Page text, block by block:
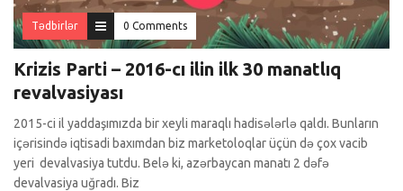
Tədbirlər 0 Comments
Krizis Parti – 2016-cı ilin ilk 30 manatlıq
revalvasiyası
2015-ci il yaddaşımızda bir xeyli maraqlı hadisələrlə qaldı. Bunların
içərisində iqtisadi baxımdan biz marketoloqlar üçün də çox vacib
yeri devalvasiya tutdu. Belə ki, azərbaycan manatı 2 dəfə
devalvasiya uğradı. Biz